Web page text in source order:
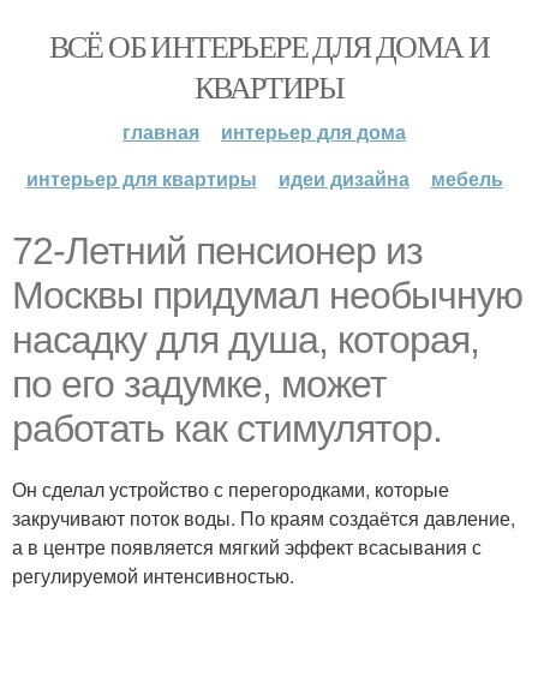
ВСЁ ОБ ИНТЕРЬЕРЕ ДЛЯ ДОМА И
КВАРТИРЫ
главная
интерьер для дома
интерьер для квартиры
идеи дизайна мебель
72-Летний пенсионер из
Москвы придумал необычную
насадку для душа, которая,
по его задумке, может
работать как стимулятор.
Он сделал устройство с перегородками, которые
закручивают поток воды. По краям создаётся давление,
а в центре появляется мягкий эффект всасывания с
регулируемой интенсивностью.